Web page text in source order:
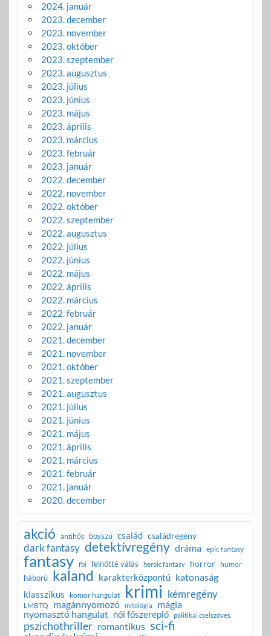
2024. január
2023. december
2023. november
2023. október
2023. szeptember
2023. augusztus
2023. július
2023. június
2023. május
2023. április
2023. március
2023. február
2023. január
2022. december
2022. november
2022. október
2022. szeptember
2022. augusztus
2022. július
2022. június
2022. május
2022. április
2022. március
2022. február
2022. január
2021. december
2021. november
2021. október
2021. szeptember
2021. augusztus
2021. július
2021. június
2021. május
2021. április
2021. március
2021. február
2021. január
2020. december
akció antihős bosszú család családregény
dark fantasy detektívregény dráma epic fantasy
fantasy fbi felnőtté válás heroic fantasy horror humor
háború kaland karakterközpontú katonaság
klasszikus komor hangulat krimi kémregény
LMBTQ magánnyomozó mitológia mágia
nyomasztó hangulat női főszereplő politikai cselszövés
pszichothriller romantikus sci-fi